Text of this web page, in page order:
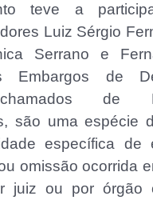
teve a
Luiz Sérgio
Serrano e
Embargos de
de
são uma espécie
específica de
omissão ocorrida
juiz ou por órgão